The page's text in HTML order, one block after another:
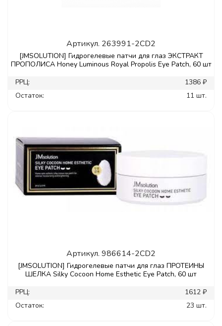
Артикул. 263991-2CD2
[JMSOLUTION] Гидрогелевые патчи для глаз ЭКСТРАКТ
ПРОПОЛИСА Honey Luminous Royal Propolis Eye Patch, 60 шт
РРЦ:
1386 ₽
Остаток:
11 шт.
Артикул. 986614-2CD2
[JMSOLUTION] Гидрогелевые патчи для глаз ПРОТЕИНЫ
ШЕЛКА Silky Cocoon Home Esthetic Eye Patch, 60 шт
РРЦ:
1612 ₽
Остаток:
23 шт.